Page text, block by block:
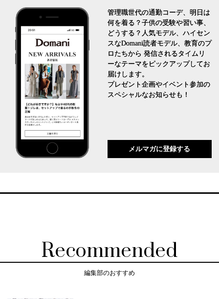
管理職世代の通勤コーデ、明日は
何を着る？子供の受験や習い事、
どうする？人気モデル、ハイセン
スなDomani読者モデル、教育のプ
ロたちから 発信されるタイムリ
ーなテーマをピックアップしてお
届けします。
プレゼント企画やイベント参加の
スペシャルなお知らせも！
メルマガに登録する
Recommended
編集部のおすすめ